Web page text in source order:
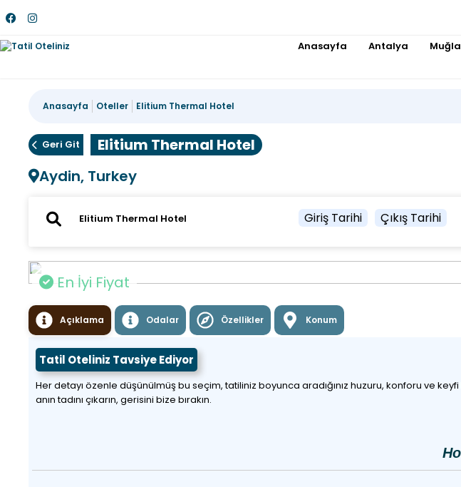
Anasayfa Antalya Muğla
Anasayfa Oteller Elitium Thermal Hotel
Geri Git
Elitium Thermal Hotel
Aydin, Turkey
Giriş Tarihi Çıkış Tarihi
En İyi Fiyat
Açıklama Odalar Özellikler Konum
Tatil Oteliniz Tavsiye Ediyor
Her detayı özenle düşünülmüş bu seçim, tatiliniz boyunca aradığınız huzuru, konforu ve
anın tadını çıkarın, gerisini bize bırakın.